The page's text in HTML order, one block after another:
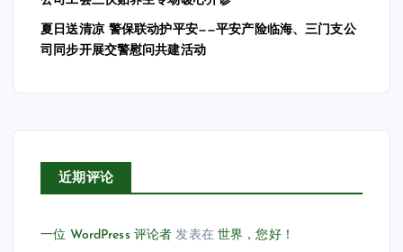
夏日送清凉 警保联动护平安——平安产险临海、三门支公
司同步开展交警慰问共建活动
近期评论
一位 WordPress 评论者 发表在世界，您好！